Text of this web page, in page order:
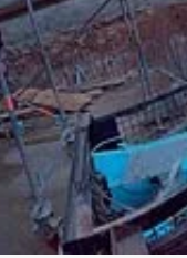
Atelier
Experimentell Fotoreise
Kubisch Landschaft